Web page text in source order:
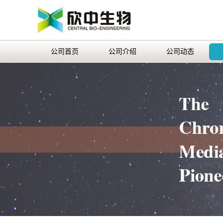
公司首页 公司介绍 公司动态